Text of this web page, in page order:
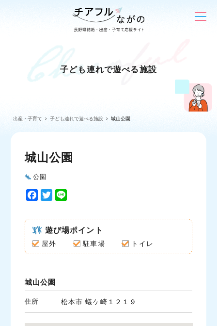
子ども連れで遊べる施設
出産・子育て 子ども連れで遊べる施設 城山公園
城山公園
公園
F
c
e
b
o
T
i
t
t
e
n
e
遊び場ポイント
屋外 駐車場 トイレ
城山公園
住所 松本市 蟻ケ崎１２１９